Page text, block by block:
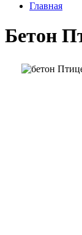
Главная
Бетон